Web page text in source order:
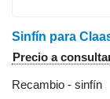
Sinfín para
Precio a
Recambio - sinfín